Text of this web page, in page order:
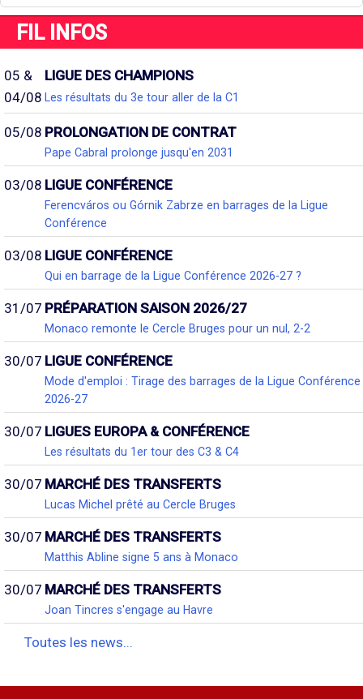
FIL INFOS
05 &
04/08
LIGUE DES CHAMPIONS
Les résultats du 3e tour aller de la C1
05/08 PROLONGATION DE CONTRAT
Pape Cabral prolonge jusqu'en 2031
03/08 LIGUE CONFÉRENCE
Ferencváros ou Górnik Zabrze en barrages de la Ligue
Conférence
03/08 LIGUE CONFÉRENCE
Qui en barrage de la Ligue Conférence 2026-27 ?
31/07 PRÉPARATION SAISON 2026/27
Monaco remonte le Cercle Bruges pour un nul, 2-2
30/07 LIGUE CONFÉRENCE
Mode d'emploi : Tirage des barrages de la Ligue Conférence
2026-27
30/07 LIGUES EUROPA & CONFÉRENCE
Les résultats du 1er tour des C3 & C4
30/07 MARCHÉ DES TRANSFERTS
Lucas Michel prêté au Cercle Bruges
30/07 MARCHÉ DES TRANSFERTS
Matthis Abline signe 5 ans à Monaco
30/07 MARCHÉ DES TRANSFERTS
Joan Tincres s'engage au Havre
Toutes les news...